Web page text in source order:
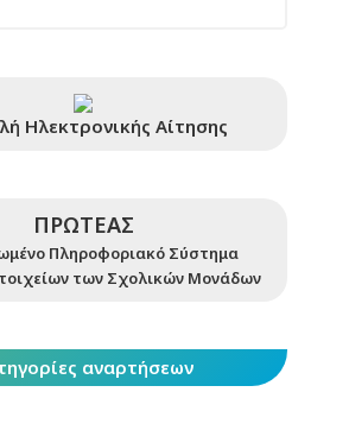
Ηλεκτρονικής Αίτησης
ΠΡΩΤΕΑΣ
Πληροφοριακό Σύστημα
των Σχολικών Μονάδων
αναρτήσεων